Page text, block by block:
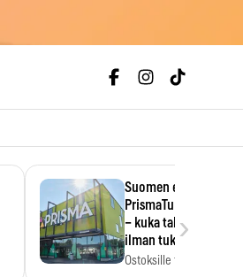
Suomen
PrismaTukku avautui
– kuka tahansa
ilman tukkukorttia
Ostoksille tarvitse
›